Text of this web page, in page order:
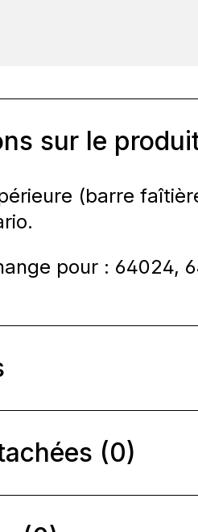
sur le
(barre
pour : 64024,
(0)